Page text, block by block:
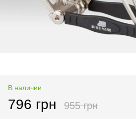
В наличии
796 грн 955 грн